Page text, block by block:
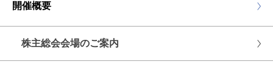
開催概要
株主総会会場のご案内